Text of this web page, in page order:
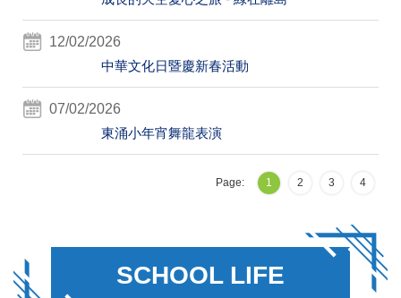
12/02/2026
中華文化日暨慶新春活動
07/02/2026
東涌小年宵舞龍表演
Page: 1 2 3 4
SCHOOL LIFE